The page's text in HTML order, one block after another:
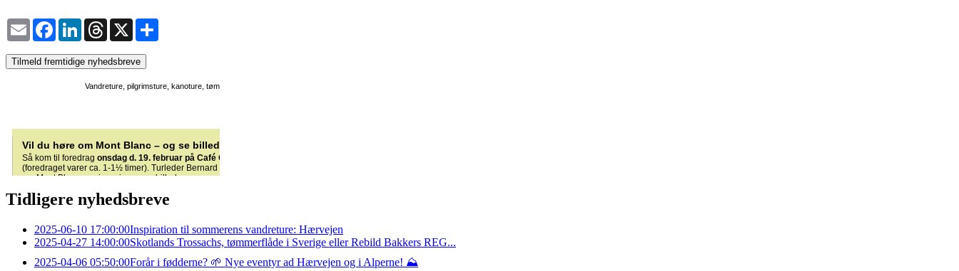
Email FacebookLinkedInThreadsX
Tilmeld fremtidige nyhedsbreve
Tidligere nyhedsbreve
2025-06-10 17:00:00Inspiration til sommerens vandreture: Hærvejen
2025-04-27 14:00:00Skotlands Trossachs, tømmerflåde i Sverige eller Rebild Bakkers REG...
2025-04-06 05:50:00Forår i fødderne? 🌱 Nye eventyr ad Hærvejen og i Alperne! ⛰️